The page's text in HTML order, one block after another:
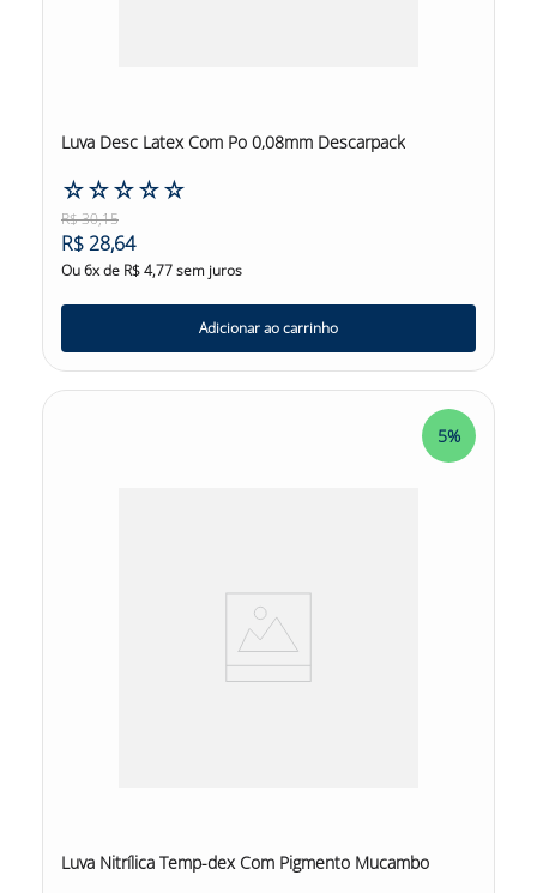
Luva Desc Latex Com Po 0,08mm Descarpack
☆☆☆☆☆
R$30,15
R$28,64
Ou6x de R$4,77sem juros
Adicionar ao carrinho
5%
Luva Nitrílica Temp-dex Com Pigmento Mucambo